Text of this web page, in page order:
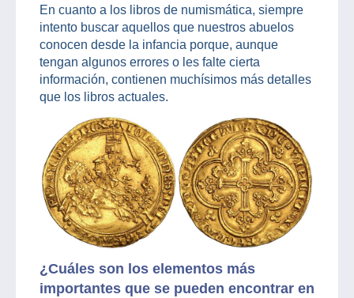
En cuanto a los libros de numismática, siempre
intento buscar aquellos que nuestros abuelos
conocen desde la infancia porque, aunque
tengan algunos errores o les falte cierta
información, contienen muchísimos más detalles
que los libros actuales.
¿Cuáles son los elementos más
importantes que se pueden encontrar en